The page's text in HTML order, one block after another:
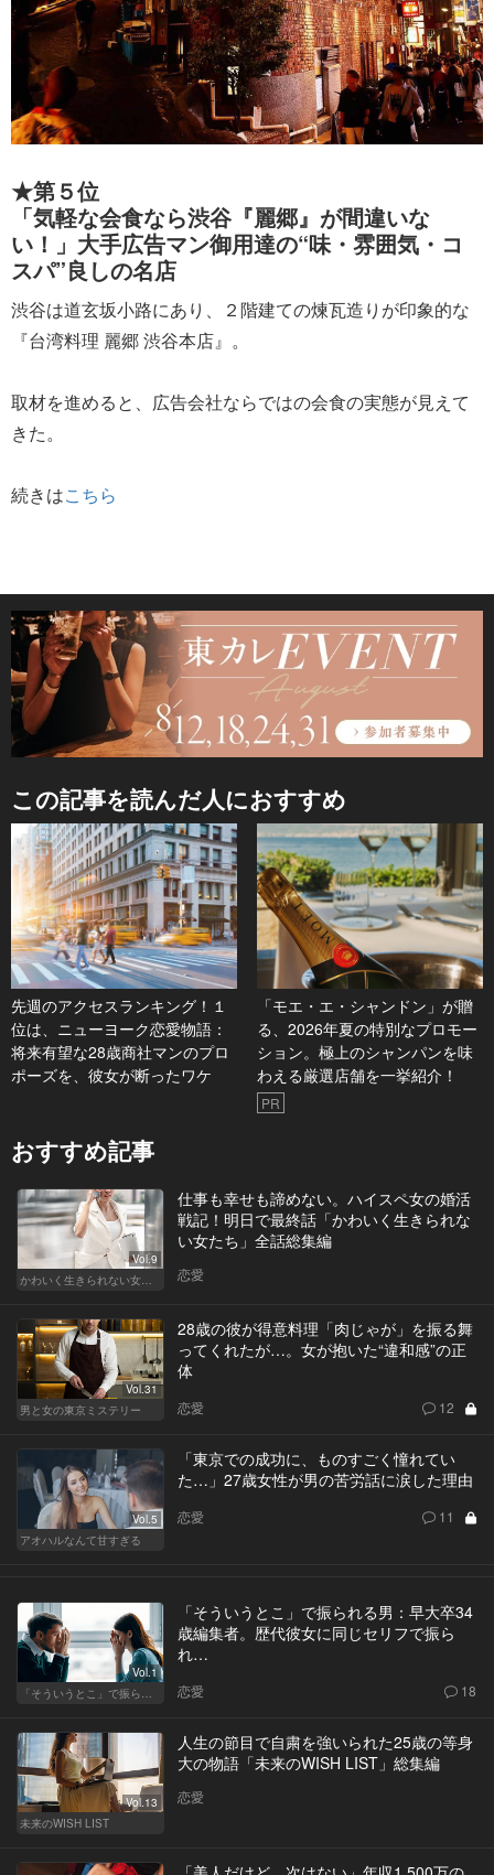
★第５位
「気軽な会食なら渋谷『麗郷』が間違いな
い！」大手広告マン御用達の“味・雰囲気・コ
スパ”良しの名店
渋谷は道玄坂小路にあり、２階建ての煉瓦造りが印象的な
『台湾料理 麗郷 渋谷本店』。
取材を進めると、広告会社ならではの会食の実態が見えて
きた。
続きはこちら
この記事を読んだ人におすすめ
先週のアクセスランキング！１
位は、ニューヨーク恋愛物語：
将来有望な28歳商社マンのプロ
ポーズを、彼女が断ったワケ
「モエ・エ・シャンドン」が贈
る、2026年夏の特別なプロモー
ション。極上のシャンパンを味
わえる厳選店舗を一挙紹介！
PR
おすすめ記事
Vol.9
かわいく生きられない女たち
仕事も幸せも諦めない。ハイスペ女の婚活
戦記！明日で最終話「かわいく生きられな
い女たち」全話総集編
恋愛
Vol.31
男と女の東京ミステリー
28歳の彼が得意料理「肉じゃが」を振る舞
ってくれたが…。女が抱いた“違和感”の正
体
恋愛 12
Vol.5
アオハルなんて甘すぎる
「東京での成功に、ものすごく憧れてい
た…」27歳女性が男の苦労話に涙した理由
恋愛 11
Vol.1
「そういうとこ」で振られる男
「そういうとこ」で振られる男：早大卒34
歳編集者。歴代彼女に同じセリフで振ら
れ…
恋愛 18
Vol.13
未来のWISH LIST
人生の節目で自粛を強いられた25歳の等身
大の物語「未来のWISH LIST」総集編
恋愛